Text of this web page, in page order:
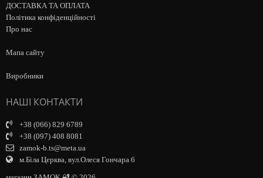
ДОСТАВКА ТА ОПЛАТА
Політика конфіденційності
Про нас
Мапа сайту
Виробники
НАШІ КОНТАКТИ
+38 (066) 829 6789
+38 (097) 408 8081
zamok-b.ts@meta.ua
м.Біла Церква, вул.Олеся Гончара 6